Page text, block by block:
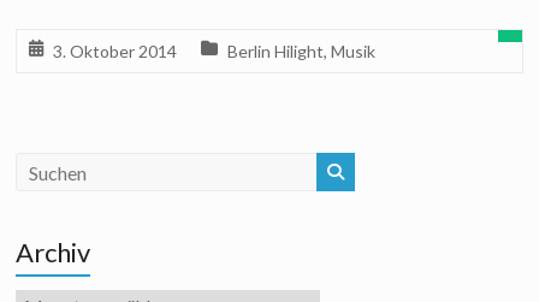
3. Oktober 2014 Berlin Hilight,Musik
Archiv